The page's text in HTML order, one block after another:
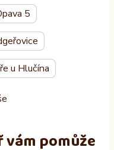
5
u Hlučína
pomůže